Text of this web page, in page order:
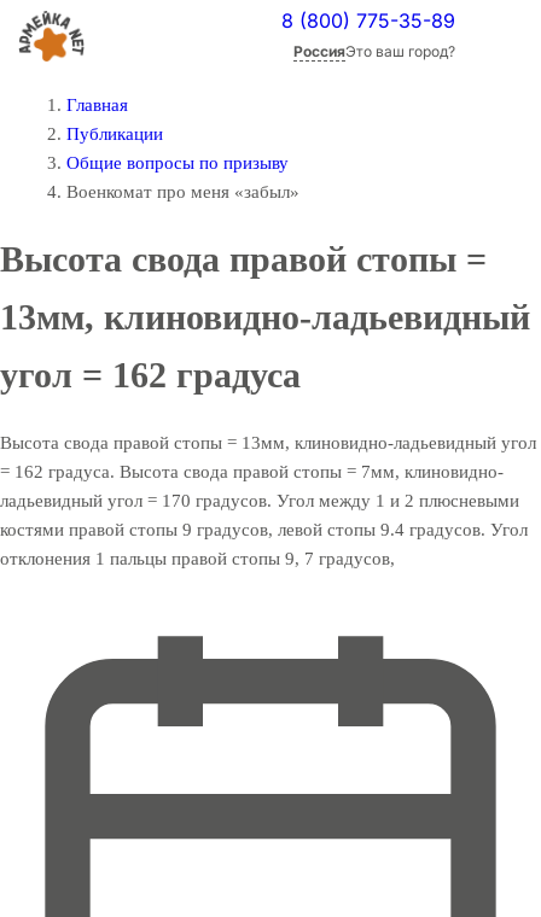
8 (800) 775-35-89
РоссияЭто ваш город?
Главная
Публикации
Общие вопросы по призыву
Военкомат про меня «забыл»
Высота свода правой стопы =
13мм, клиновидно-ладьевидный
угол = 162 градуса
Высота свода правой стопы = 13мм, клиновидно-ладьевидный угол
= 162 градуса. Высота свода правой стопы = 7мм, клиновидно-
ладьевидный угол = 170 градусов. Угол между 1 и 2 плюсневыми
костями правой стопы 9 градусов, левой стопы 9.4 градусов. Угол
отклонения 1 пальцы правой стопы 9, 7 градусов,